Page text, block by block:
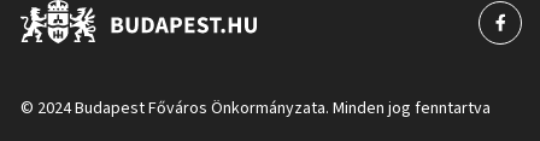
© 2024 Budapest Főváros Önkormányzata. Minden jog fenntartva